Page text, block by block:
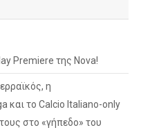
Premiere της Nova!
η
και το Calcio Italiano-only
στο «γήπεδο» του